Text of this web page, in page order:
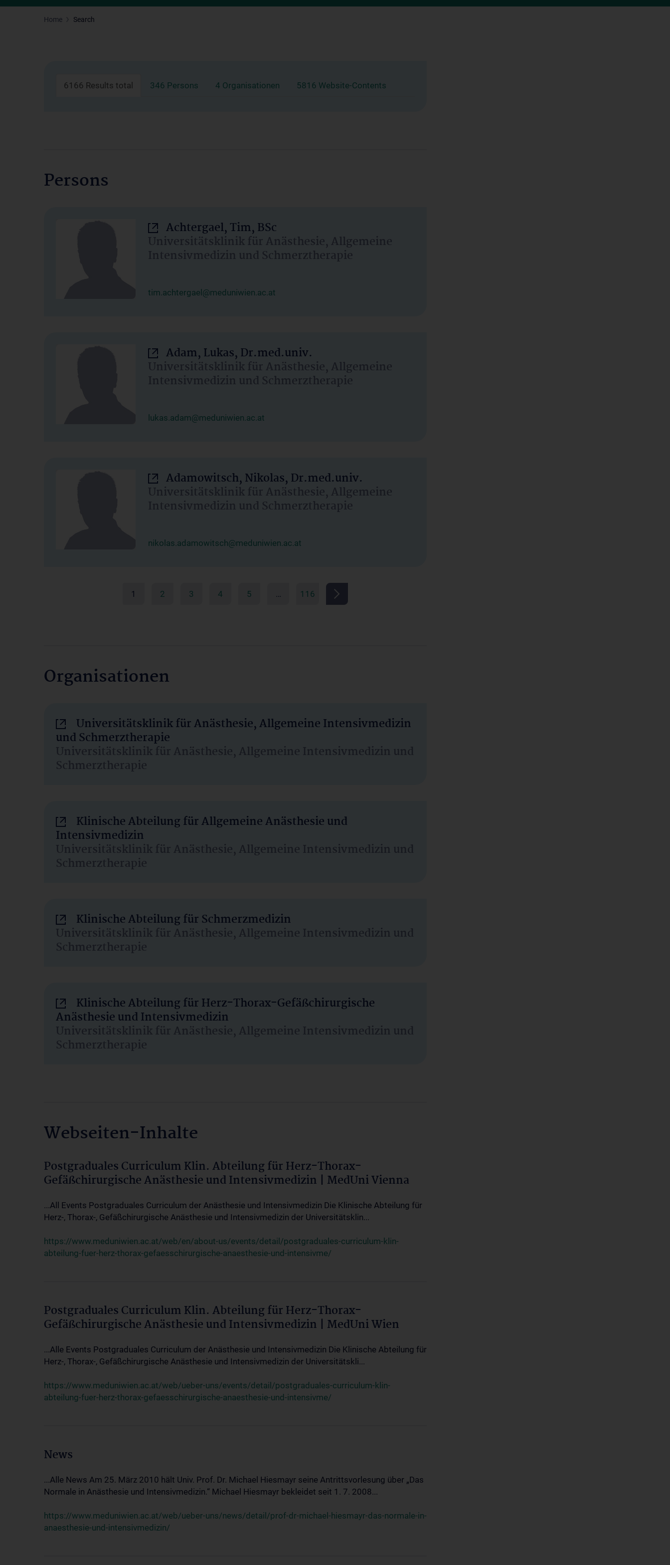
Home Search
6166 Results total 346 Persons 4 Organisationen 5816 Website-Contents
Persons
Achtergael, Tim, BSc
Universitätsklinik für Anästhesie, Allgemeine
Intensivmedizin und Schmerztherapie
tim.achtergael@meduniwien.ac.at
Adam, Lukas, Dr.med.univ.
Universitätsklinik für Anästhesie, Allgemeine
Intensivmedizin und Schmerztherapie
lukas.adam@meduniwien.ac.at
Adamowitsch, Nikolas, Dr.med.univ.
Universitätsklinik für Anästhesie, Allgemeine
Intensivmedizin und Schmerztherapie
nikolas.adamowitsch@meduniwien.ac.at
1 2 3 4 5 … 116
Organisationen
Universitätsklinik für Anästhesie, Allgemeine Intensivmedizin
und Schmerztherapie
Universitätsklinik für Anästhesie, Allgemeine Intensivmedizin und
Schmerztherapie
Klinische Abteilung für Allgemeine Anästhesie und
Intensivmedizin
Universitätsklinik für Anästhesie, Allgemeine Intensivmedizin und
Schmerztherapie
Klinische Abteilung für Schmerzmedizin
Universitätsklinik für Anästhesie, Allgemeine Intensivmedizin und
Schmerztherapie
Klinische Abteilung für Herz-Thorax-Gefäßchirurgische
Anästhesie und Intensivmedizin
Universitätsklinik für Anästhesie, Allgemeine Intensivmedizin und
Schmerztherapie
Webseiten-Inhalte
Postgraduales Curriculum Klin. Abteilung für Herz-Thorax-
Gefäßchirurgische Anästhesie und Intensivmedizin | MedUni Vienna
...All Events Postgraduales Curriculum der Anästhesie und Intensivmedizin Die Klinische Abteilung für
Herz-, Thorax-, Gefäßchirurgische Anästhesie und Intensivmedizin der Universitätsklin...
https://www.meduniwien.ac.at/web/en/about-us/events/detail/postgraduales-curriculum-klin-
abteilung-fuer-herz-thorax-gefaesschirurgische-anaesthesie-und-intensivme/
Postgraduales Curriculum Klin. Abteilung für Herz-Thorax-
Gefäßchirurgische Anästhesie und Intensivmedizin | MedUni Wien
...Alle Events Postgraduales Curriculum der Anästhesie und Intensivmedizin Die Klinische Abteilung für
Herz-, Thorax-, Gefäßchirurgische Anästhesie und Intensivmedizin der Universitätskli...
https://www.meduniwien.ac.at/web/ueber-uns/events/detail/postgraduales-curriculum-klin-
abteilung-fuer-herz-thorax-gefaesschirurgische-anaesthesie-und-intensivme/
News
...Alle News Am 25. März 2010 hält Univ. Prof. Dr. Michael Hiesmayr seine Antrittsvorlesung über „Das
Normale in Anästhesie und Intensivmedizin.“ Michael Hiesmayr bekleidet seit 1. 7. 2008...
https://www.meduniwien.ac.at/web/ueber-uns/news/detail/prof-dr-michael-hiesmayr-das-normale-in-
anaesthesie-und-intensivmedizin/